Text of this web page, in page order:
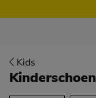
Kids